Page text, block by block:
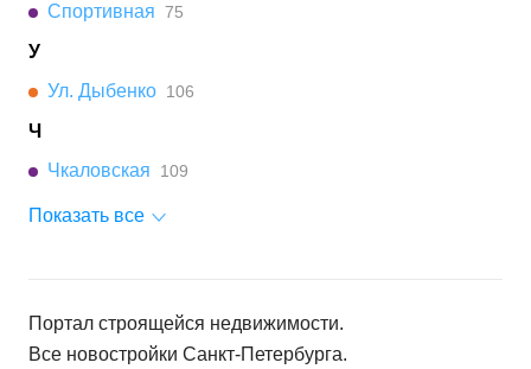
Спортивная 75
У
Ул. Дыбенко 106
Ч
Чкаловская
109
Показать все
Портал строящейся недвижимости.
Все новостройки Санкт-Петербурга.